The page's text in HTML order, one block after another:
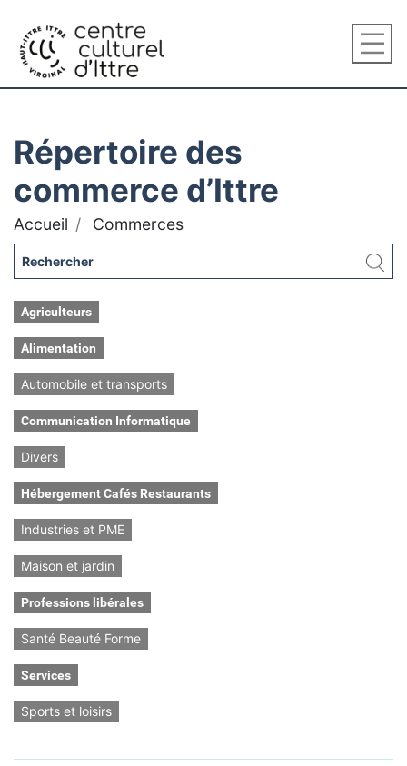
Répertoire des
commerce d’Ittre
Accueil Commerces
Agriculteurs
Alimentation
Automobile et transports
Communication Informatique
Divers
Hébergement Cafés Restaurants
Industries et PME
Maison et jardin
Professions libérales
Santé Beauté Forme
Services
Sports et loisirs